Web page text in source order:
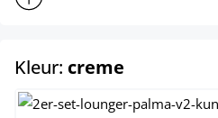
Kleur: creme